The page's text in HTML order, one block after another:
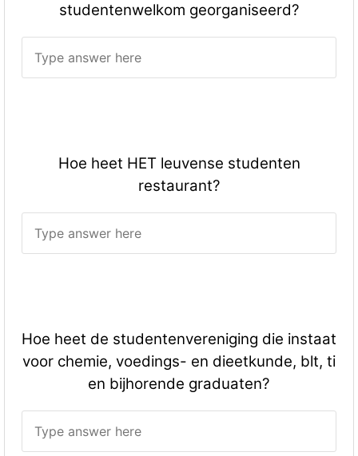
studentenwelkom georganiseerd?
Hoe heet HET leuvense studenten
restaurant?
Hoe heet de studentenvereniging die instaat
voor chemie, voedings- en dieetkunde, blt, ti
en bijhorende graduaten?